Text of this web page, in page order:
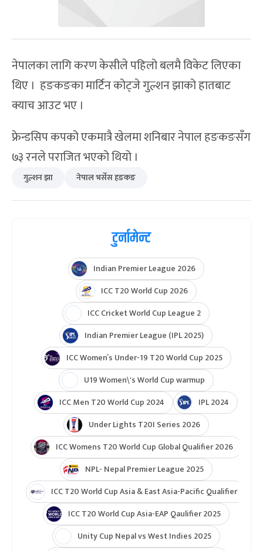
नेपालका लागि करण केसीले पहिलो बलमै विकेट लिएका
थिए । हङकङका मार्टिन कोट्जे गुल्शन झाको हातबाट
क्याच आउट भए ।
फ्रेन्डसिप कपको एकमात्रै खेलमा शनिबार नेपाल हङकङसँग
७३ रनले पराजित भएको थियो ।
नेपाल भर्सेस हङकङ
टुर्नामेन्ट
Indian Premier League 2026
ICC T20 World Cup 2026
ICC Cricket World Cup League 2
Indian Premier League (IPL 2025)